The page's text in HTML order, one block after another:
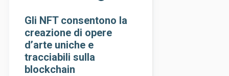
Gli NFT consentono la
creazione di opere
d’arte uniche e
tracciabili sulla
blockchain